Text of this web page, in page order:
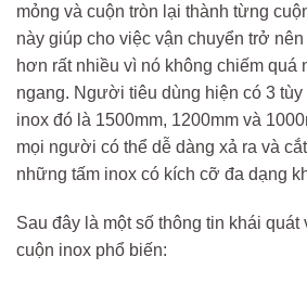
mỏng và cuộn tròn lại thành từng
này giúp cho việc vận chuyển trở
hơn rất nhiều vì nó không chiếm quá
ngang. Người tiêu dùng hiện có 3 tùy
inox đó là 1500mm, 1200mm và
mọi người có thể dễ dàng xả ra và
những tấm inox có kích cỡ đa dạng
Sau đây là một số thông tin khái
cuộn inox phổ biến: